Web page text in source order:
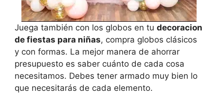
Juega también con los globos en tu decoracion
de fiestas para niñas, compra globos clásicos
y con formas. La mejor manera de ahorrar
presupuesto es saber cuánto de cada cosa
necesitamos. Debes tener armado muy bien lo
que necesitarás de cada elemento.